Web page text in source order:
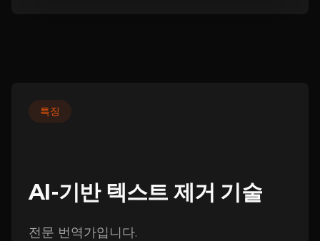
특징
AI-기반 텍스트 제거 기술
전문 번역가입니다.